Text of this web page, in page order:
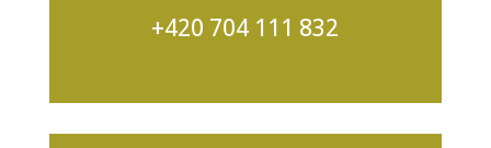
+420 704 111 832